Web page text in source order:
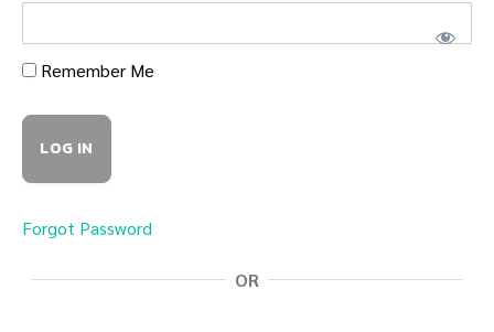
Remember Me
Forgot Password
OR